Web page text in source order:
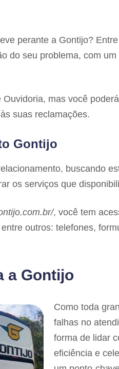
perante a Gontijo?
do seu problema, com
mas você
suas reclamações.
Gontijo
buscando
os serviços que
, você tem
outros: telefones,
a Gontijo
Como toda
falhas no
forma de lidar
eficiência e